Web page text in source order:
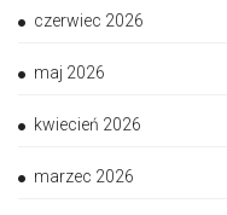
czerwiec 2026
maj 2026
kwiecień 2026
marzec 2026